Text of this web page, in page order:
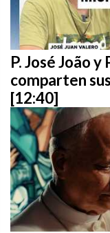
P. José João
comparten
[12:40]